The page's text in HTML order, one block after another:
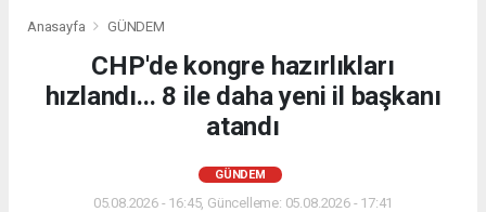
Anasayfa GÜNDEM
CHP'de kongre hazırlıkları
hızlandı... 8 ile daha yeni il başkanı
atandı
GÜNDEM
05.08.2026 - 16:45, Güncelleme: 05.08.2026 - 17:41